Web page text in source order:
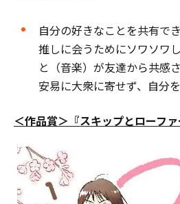
自分の好きなことを共有で
推しに会うためにソワソワ
と（音楽）が友達から共感
安易に大衆に寄せず、自分
＜作品賞＞『スキップとローファ